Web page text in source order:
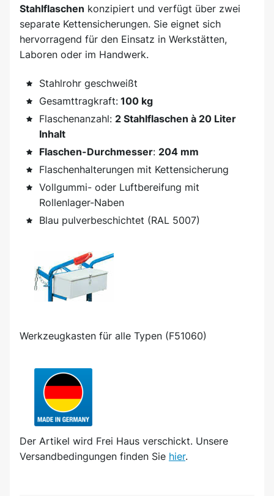
Stahlflaschen konzipiert und verfügt über zwei
separate Kettensicherungen. Sie eignet sich
hervorragend für den Einsatz in Werkstätten,
Laboren oder im Handwerk.
Stahlrohr geschweißt
Gesamttragkraft: 100 kg
Flaschenanzahl: 2 Stahlflaschen à 20 Liter
Inhalt
Flaschen-Durchmesser: 204 mm
Flaschenhalterungen mit Kettensicherung
Vollgummi- oder Luftbereifung mit
Rollenlager-Naben
Blau pulverbeschichtet (RAL 5007)
Werkzeugkasten für alle Typen (F51060)
Der Artikel wird Frei Haus verschickt. Unsere
Versandbedingungen finden Sie hier.